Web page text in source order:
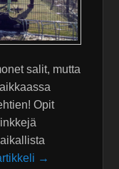
salit, mutta
Opit
→